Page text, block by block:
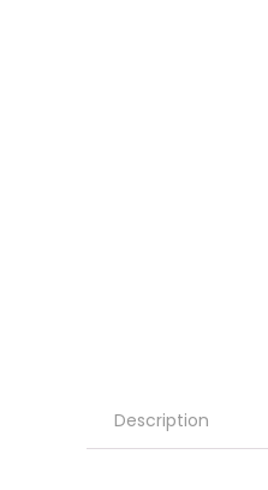
Description